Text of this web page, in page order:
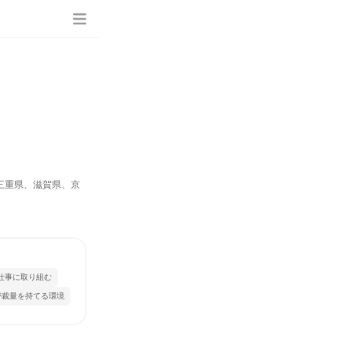
重県、滋賀県、京
事に取り組む
量を持てる環境